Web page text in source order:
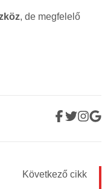
, de megfelelő
Következő cikk